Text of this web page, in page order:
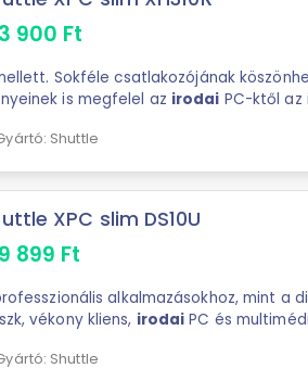
900 Ft
is megfelel az irodai PC-ktől az
Shuttle
XPC slim DS10U
899 Ft
vékony kliens, irodai PC és
Shuttle